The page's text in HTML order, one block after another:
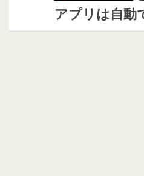
アプリは自動